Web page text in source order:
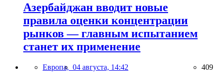
Азербайджан вводит новые
правила оценки концентрации
рынков — главным испытанием
станет их применение
Европа, 04 августа, 14:42 409